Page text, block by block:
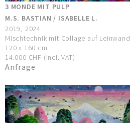
3 MONDE MIT PULP
M.S. BASTIAN / ISABELLE L.
2019, 2024
Mischtechnik mit Collage auf Leinwand
120 x 160 cm
14.000 CHF (incl. VAT)
Anfrage